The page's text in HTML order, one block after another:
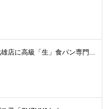
店に高級「生」食パン専門...